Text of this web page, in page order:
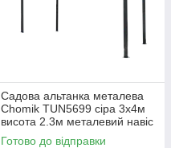
Садова альтанка металева
Chomik TUN5699 сіра 3х4м
висота 2.3м металевий навіс
від сонця
Готово до відправки